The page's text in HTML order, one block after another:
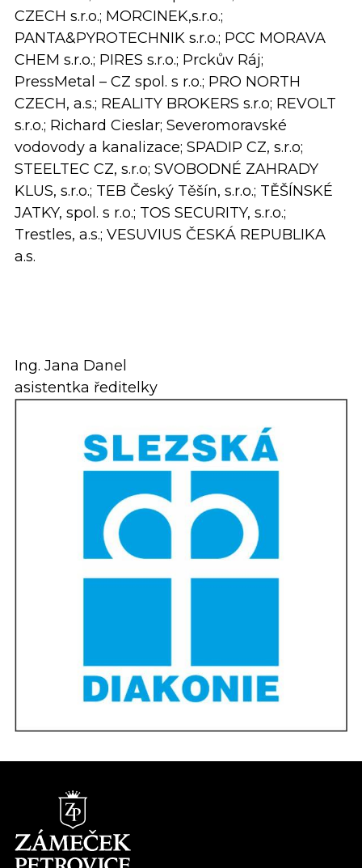
CZECH s.r.o.; MORCINEK,s.r.o.;
PANTA&PYROTECHNIK s.r.o.; PCC MORAVA
CHEM s.r.o.; PIRES s.r.o.; Prckův Ráj;
PressMetal – CZ spol. s r.o.; PRO NORTH
CZECH, a.s.; REALITY BROKERS s.r.o; REVOLT
s.r.o.; Richard Cieslar; Severomoravské
vodovody a kanalizace; SPADIP CZ, s.r.o;
STEELTEC CZ, s.r.o; SVOBODNÉ ZAHRADY
KLUS, s.r.o.; TEB Český Těšín, s.r.o.; TĚŠÍNSKÉ
JATKY, spol. s r.o.; TOS SECURITY, s.r.o.;
Trestles, a.s.; VESUVIUS ČESKÁ REPUBLIKA
a.s.
Ing. Jana Danel
asistentka ředitelky